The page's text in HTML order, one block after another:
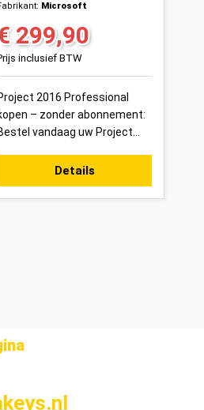
Microsoft
prijs:
299,90
inclusief BTW
2016 Professional
– zonder abonnement:
vandaag uw Project
productsleutel voor 1 pc veilig
bij Variakeys....
Details